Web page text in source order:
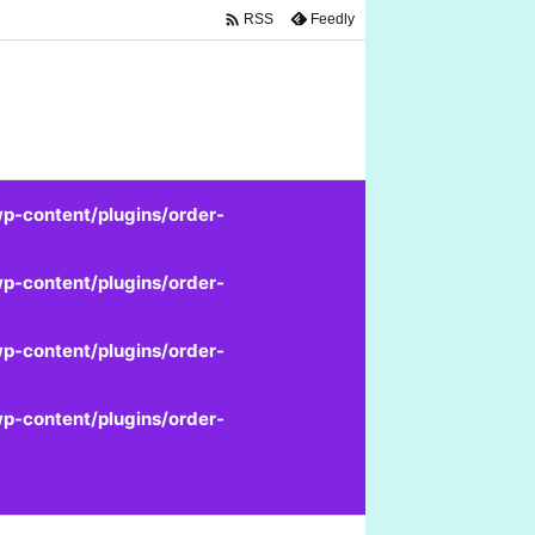
content/plugins/order-
content/plugins/order-
content/plugins/order-
content/plugins/order-
 RSS Feedly